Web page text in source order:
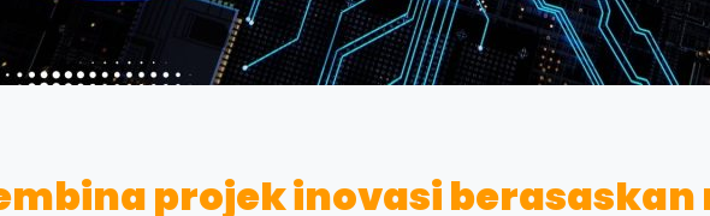
projek inovasi